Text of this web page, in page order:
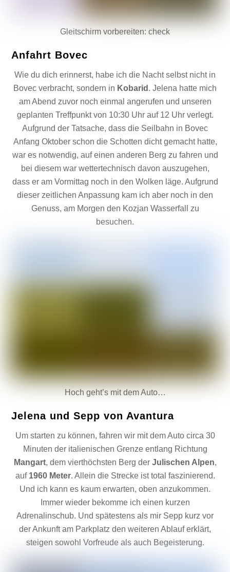
Gleitschirm vorbereiten: check
Anfahrt Bovec
Wie du dich erinnerst, habe ich die Nacht selbst nicht in
Bovec verbracht, sondern in Kobarid . Jelena hatte mich
am Abend zuvor noch einmal angerufen und unseren
geplanten Treffpunkt von 10:30 Uhr auf 12 Uhr verlegt.
Aufgrund der Tatsache, dass die Seilbahn in Bovec
Anfang Oktober schon die Schotten dicht gemacht hatte,
war es notwendig, auf einen anderen Berg zu fahren und
bei diesem war wettertechnisch davon auszugehen,
dass er am Vormittag noch in den Wolken läge. Aufgrund
dieser zeitlichen Anpassung kam ich aber noch in den
Genuss, am Morgen den Kozjan Wasserfall zu
besuchen.
Hoch geht’s mit dem Auto…
Jelena und Sepp von Avantura
Um starten zu können, fahren wir mit dem Auto circa 30
Minuten der italienischen Grenze entlang Richtung
Mangart, dem vierthöchsten Berg der Julischen Alpen,
auf 1960 Meter. Allein die Strecke ist total faszinierend.
Und ich kann es kaum erwarten, oben anzukommen.
Immer wieder bekomme ich einen kurzen
Adrenalinschub. Und spätestens als mir Sepp kurz vor
der Ankunft am Parkplatz den weiteren Ablauf erklärt,
steigen sowohl Vorfreude als auch Begeisterung.